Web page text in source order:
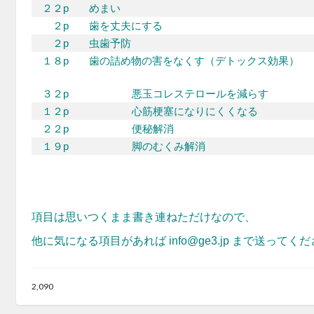
２２p
めまい
２p
歯を丈夫にする
２p
虫歯予防
１８p
歯の詰め物の害をなくす（デトックス効果）
３２p
悪玉コレステロールを減らす
１２p
心筋梗塞になりにくくなる
２２p
便秘解消
１９p
脚のむくみ解消
項目は思いつくまま書き連ねただけなので、
他に気になる項目があれば info@ge3.jp まで送ってくだ
2,090